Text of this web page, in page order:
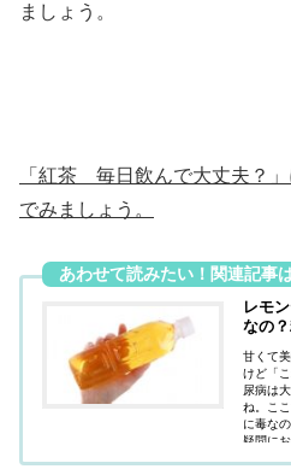
ましょう。
「紅茶 毎日飲んで大丈夫？
でみましょう。
レモ
なの
甘くて
けど「
尿病は
ね。こ
に毒な
疑問に